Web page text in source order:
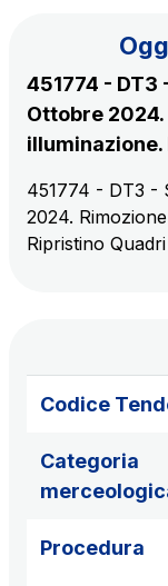
Movyon
L'operatore
soluzioni di
Tecne
La società di
Società leader
infrastrutture
Produzione e
Scopri
Inquadra il QR
cellulare per
451774 - DT3
Ottobre
451774 - DT3 -
2024.
Ripristino
Codice
Categoria
Procedura